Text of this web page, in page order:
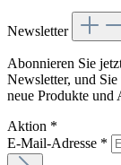
Newsletter
Abonnieren Sie
Newsletter, und Sie
neue Produkte und
Aktion *
E-Mail-Adresse *